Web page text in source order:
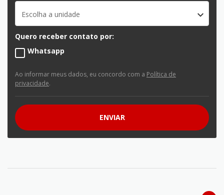
Escolha a unidade
Quero receber contato por:
Whatsapp
Ao informar meus dados, eu concordo com a Política de
privacidade.
ENVIAR